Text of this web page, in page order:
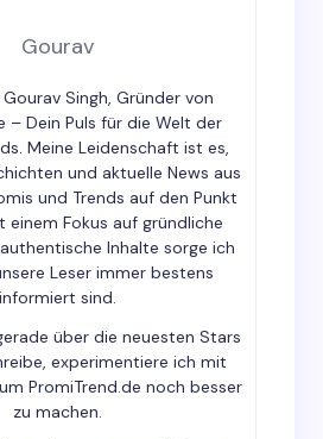
email in this browser for the
Comment
Gourav
Singh, Gründer von
– Dein Puls für die Welt der
Meine Leidenschaft ist es,
und aktuelle News aus
und Trends auf den Punkt
einem Fokus auf gründliche
Inhalte sorge ich
Leser immer bestens
informiert sind.
über die neuesten Stars
experimentiere ich mit
PromiTrend.de noch besser
zu machen.